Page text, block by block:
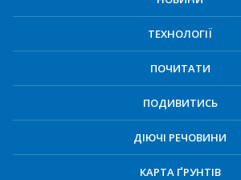
ТЕХНОЛОГІЇ
ПОЧИТАТИ
ПОДИВИТИСЬ
ДІЮЧІ РЕЧОВИНИ
КАРТА ҐРУНТІВ